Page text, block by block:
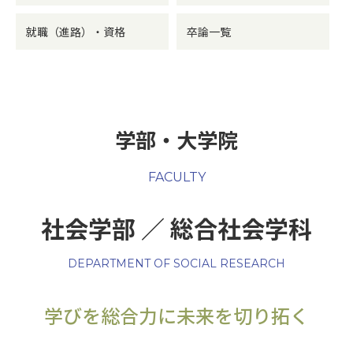
地歴甲子園 法人本部
就職（進路）・資格 卒論一覧
学部・大学院
FACULTY
社会学部 ／ 総合社会学科
DEPARTMENT OF SOCIAL RESEARCH
学びを総合力に未来を切り拓く